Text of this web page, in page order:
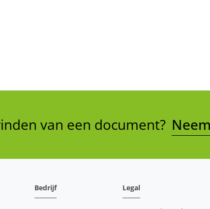
van een document?
Bedrijf Legal